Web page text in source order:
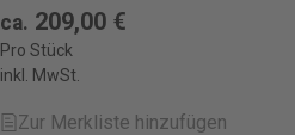
ca. 209,00 €
Pro Stück
inkl. MwSt.
Zur Merkliste hinzufügen